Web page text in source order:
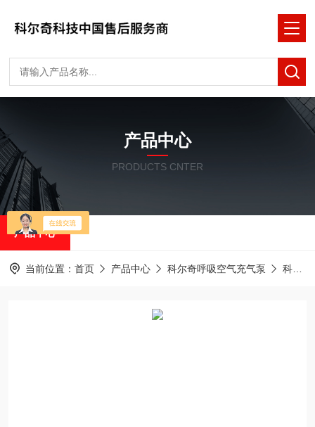
产品中心
PRODUCTS CNTER
产品中心
当前位置： 首页 产品中心 科尔奇呼吸空气充气泵 科尔奇充气泵